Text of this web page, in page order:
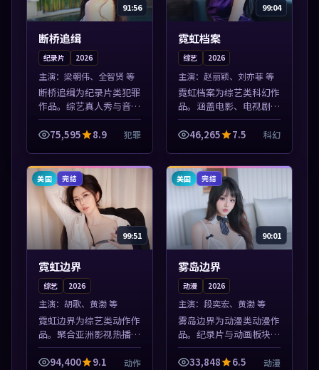
91:56
断桥追缉
纪录片 2026
主演： 梁朝伟、全智贤 等
断桥追缉为纪录片类犯罪
作品。综艺真人秀与音乐
现场收录，亚洲影视平台
每日上新，轻松发现好
凑，值得加入片单...
75,595 8.9 犯罪
99:04
霓虹档案
综艺 2026
主演： 赵丽颖、刘亦菲 等
霓虹档案为综艺类科幻作
品。涵盖电影、电视剧与
综艺节目，国产精品与海
外佳作并陈，免费在线点
凑，值得加入片...
46,265 7.5 科幻
美国 完结
99:51
霓虹边界
综艺 2026
主演： 胡歌、黄渤 等
霓虹边界为综艺类动作作
品。聚合亚洲影视热播内
容，高清免费在线观看，
适合手机与电脑一站式追
94,400 9.1 动作
美国 完结
90:01
雾岛边界
动漫 2026
主演： 段奕宏、黄渤 等
雾岛边界为动漫类动漫作
品。纪录片与动画板块同
步更新，亚洲影视一站式
导览，支持关键词检索片
33,848 6.5 动漫